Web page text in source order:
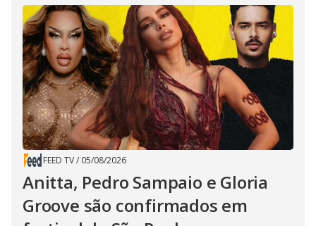
FEED TV/ 05/08/2026
Anitta, Pedro Sampaio e Gloria
Groove são confirmados em